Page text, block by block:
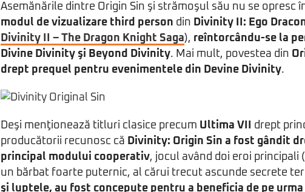
Asemănările dintre Origin Sin şi strămoşul său nu se opresc
modul de vizualizare third person din Divinity II: Ego
Divinity II – The Dragon Knight Saga), reîntorcându-se la
Divine Divinity şi Beyond Divinity. Mai mult, povestea din
drept prequel pentru evenimentele din Devine Divinity.
Deşi menţionează titluri clasice precum Ultima VII
drept
producătorii recunosc că Divinity: Origin Sin a fost gândit
principal modului cooperativ, jocul având doi eroi principali
un bărbat foarte puternic, al cărui trecut ascunde secrete
şi luptele, au fost concepute pentru a beneficia de pe